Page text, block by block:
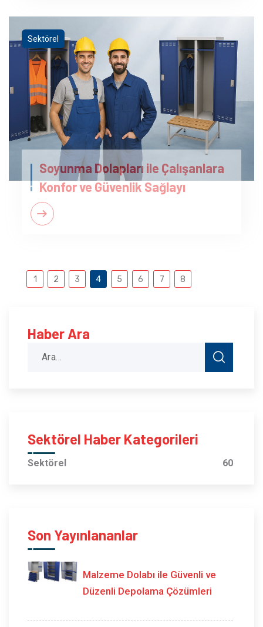
Sektörel
Soyunma Dolapları ile Çalışanlara
Konfor ve Güvenlik Sağlayı
1 2 3 4 5 6 7 8
Haber Ara
Sektörel Haber Kategorileri
Sektörel 60
Son Yayınlananlar
Malzeme Dolabı ile Güvenli ve
Düzenli Depolama Çözümleri